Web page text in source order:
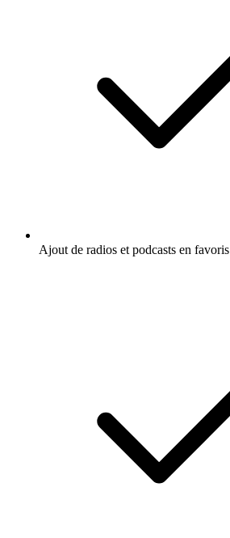
Ajout de radios et podcasts en favoris